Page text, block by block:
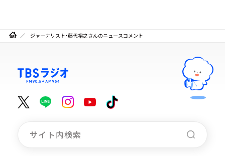
ジャーナリスト・藤代裕之さんのニュースコメント